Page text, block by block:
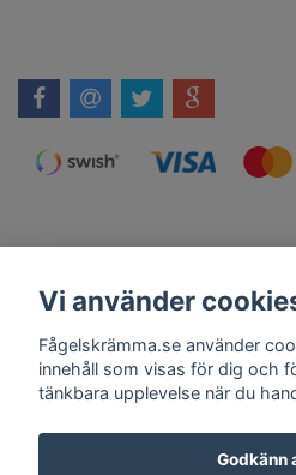
Kontakt Om Oss Köpvillkor
Få vårt
Vi använder
Fågelskrämma.se använder
innehåll som visas för dig och
tänkbara upplevelse när du
Godkänn